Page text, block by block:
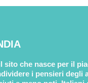
sito che nasce per il
i pensieri degli